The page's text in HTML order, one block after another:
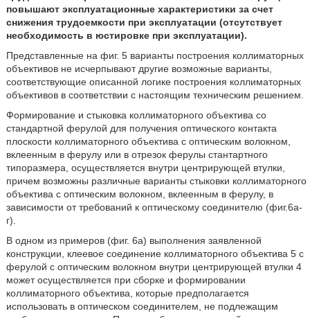
повышают эксплуатационные характеристики за счет
снижения трудоемкости при эксплуатации (отсутствует
необходимость в юстировке при эксплуатации).
Представленные на фиг. 5 варианты построения коллиматорных
объективов не исчерпывают другие возможные варианты,
соответствующие описанной логике построения коллиматорных
объективов в соответствии с настоящим техническим решением.
Формирование и стыковка коллиматорного объектива со
стандартной ферулой для получения оптического контакта
плоскости коллиматорного объектива с оптическим волокном,
вклеенным в ферулу или в отрезок ферулы стантартного
типоразмера, осуществляется внутри центрирующей втулки,
причем возможны различные варианты стыковки коллиматорного
объектива с оптическим волокном, вклеенным в ферулу, в
зависимости от требований к оптическому соединителю (фиг.6а-
г).
В одном из примеров (фиг. 6а) выполнения заявленной
конструкции, клеевое соединение коллиматорного объектива 5 с
ферулой с оптическим волокном внутри центрирующей втулки 4
может осуществляется при сборке и формировании
коллиматорного объектива, которые предполагается
использовать в оптическом соединителем, не подлежащим